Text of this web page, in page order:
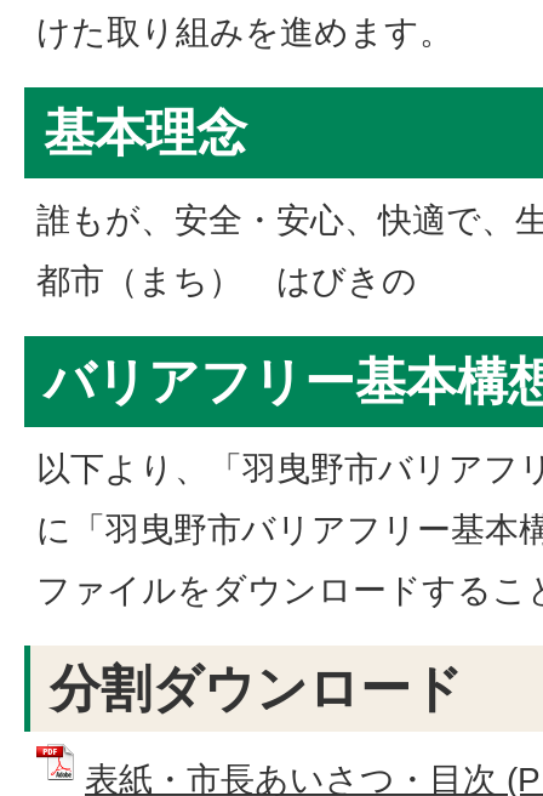
けた取り組みを進めます。
基本理念
誰もが、安全・安心、快適で、
都市（まち） はびきの
バリアフリー基本構
以下より、「羽曳野市バリアフ
に「羽曳野市バリアフリー基本
ファイルをダウンロードするこ
分割ダウンロード
表紙・市長あいさつ・目次